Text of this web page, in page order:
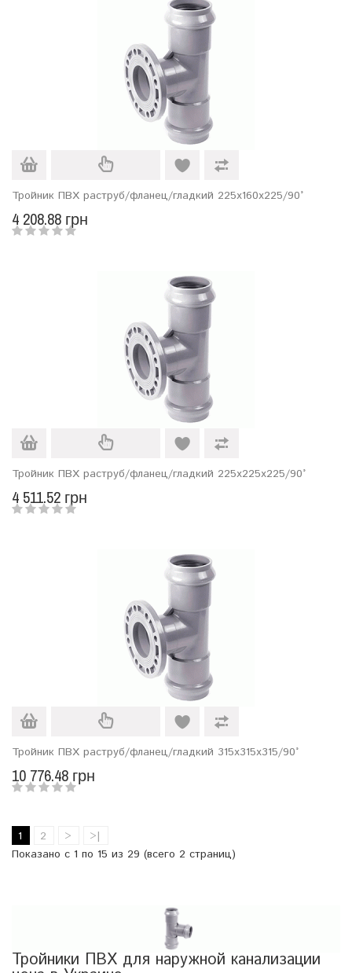
Тройник ПВХ раструб/фланец/гладкий 225х160х225/90°
4 208.88 грн
Тройник ПВХ раструб/фланец/гладкий 225х225х225/90°
4 511.52 грн
Тройник ПВХ раструб/фланец/гладкий 315х315х315/90°
10 776.48 грн
1 2 >
>|
Показано с 1 по 15 из 29 (всего 2 страниц)
Тройники ПВХ для наружной канализации